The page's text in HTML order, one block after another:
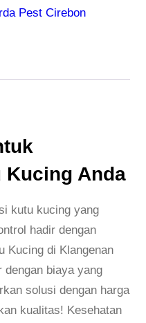
Pest Cirebon
Kucing Anda
kutu kucing yang
hadir dengan
Kucing di Klangenan
dengan biaya yang
solusi dengan harga
kualitas! Kesehatan